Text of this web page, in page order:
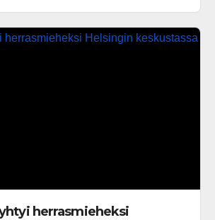
herrasmieheksi